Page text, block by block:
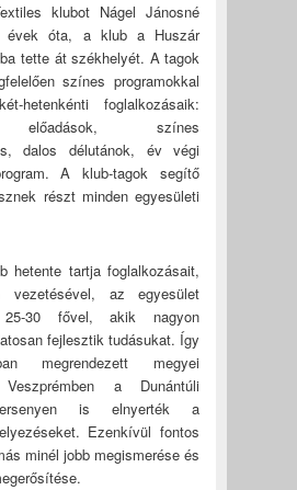
klubot Nágel Jánosné
évek óta, a klub a Huszár
tette át székhelyét. A tagok
színes programokkal
hetenkénti foglalkozásaik:
előadások, színes
dalos délutánok, év végi
A klub-tagok segítő
részt minden egyesületi
hetente tartja foglalkozásait,
vezetésével, az egyesület
25-30 fővel, akik nagyon
fejlesztik tudásukat. Így
megrendezett megyei
Veszprémben a Dunántúli
is elnyerték a
Ezenkívül fontos
minél jobb megismerése és